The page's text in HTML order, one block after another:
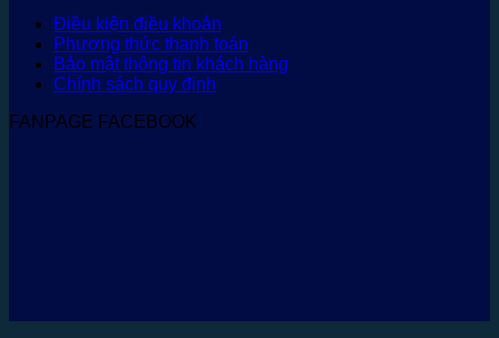
Điều kiện điều khoản
Phương thức thanh toán
Bảo mật thông tin khách hàng
Chính sách quy định
FANPAGE FACEBOOK